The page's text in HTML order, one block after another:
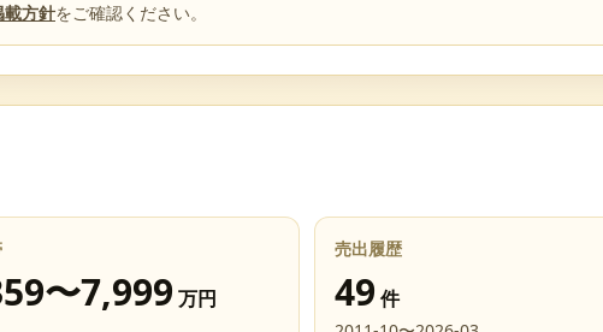
載方針をご確認ください。
〜7,999 万円
売出履歴
49 件